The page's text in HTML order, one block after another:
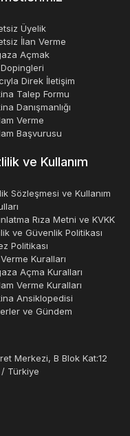
kullanılabilir.
Üyelik
İlan Verme
Açmak
Direk İletişim
Talep Formu
Danışmanlığı
Verme
Başvurusu
ve Kullanım
Sözleşmesi ve Kullanım
Rıza Metni ve KVKK
ve Güvenlik Politikası
Politikası
Kuralları
Açma Kuralları
Verme Kuralları
Ansiklopedisi
ve Gündem
Merkezi, B Blok Kat:12
Türkiye